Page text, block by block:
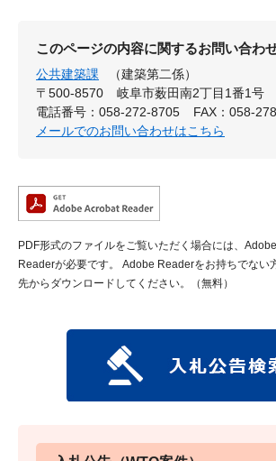
このページの内容に関するお問い合わ
公共建築課
（建築第二係）
〒500-8570
岐阜市薮田南2丁目1番1号
電話番号：058-272-8705
FAX：058-
メールでのお問い合わせはこちら
PDF形式のファイルをご覧いただく場合には、
Readerが必要です。
Adobe Readerをお持ちでない
先からダウンロードしてください。（無料）